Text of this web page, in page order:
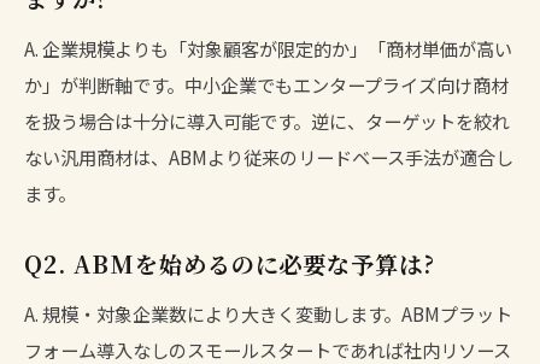
A. 企業規模よりも「対象顧客が限定的か」「商材単価が高い
か」が判断軸です。中小企業でもエンタープライズ向け商材
を扱う場合は十分に導入可能です。逆に、ターゲットを絞れ
ない汎用商材は、ABMより従来のリードベース手法が適合し
ます。
Q2. ABMを始めるのに必要な予算は?
A. 規模・対象企業数により大きく変動します。ABMプラット
フォーム導入なしのスモールスタートであれば社内リソース